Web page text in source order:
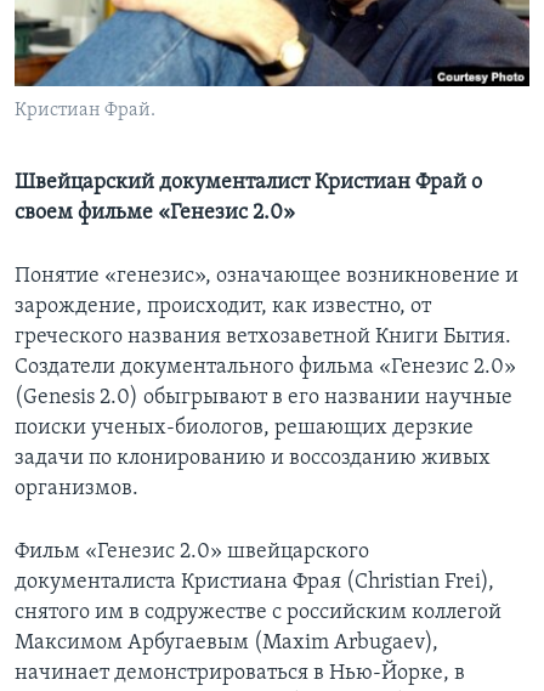
Learning English
СОЦИАЛЬНЫЕ СЕТИ
Языки
Кристиан Фрай.
Швейцарский документалист Кристиан Фрай о
своем фильме «Генезис 2.0»
Понятие «генезис», означающее возникновение и
зарождение, происходит, как известно, от
греческого названия ветхозаветной Книги Бытия.
Создатели документального фильма «Генезис 2.0»
(Genesis 2.0) обыгрывают в его названии научные
поиски ученых-биологов, решающих дерзкие
задачи по клонированию и воссозданию живых
организмов.
Фильм «Генезис 2.0» швейцарского
документалиста Кристиана Фрая (Christian Frei),
снятого им в содружестве с российским коллегой
Максимом Арбугаевым (Maxim Arbugaev),
начинает демонстрироваться в Нью-Йорке, в